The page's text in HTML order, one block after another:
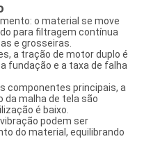
o material se move
para filtragem contínua
e grosseiras.
a tração de motor duplo é
fundação e a taxa de falha
componentes principais, a
malha de tela são
é baixo.
podem ser
do material, equilibrando